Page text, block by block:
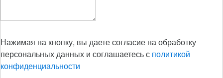
Нажимая на кнопку, вы даете согласие на обработку
персональных данных и соглашаетесь с политикой
конфиденциальности